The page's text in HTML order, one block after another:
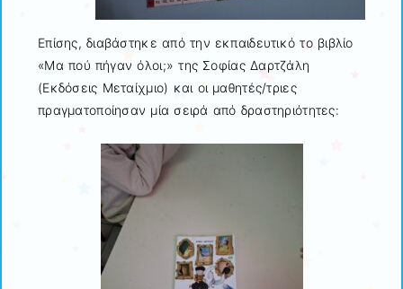
Επίσης, διαβάστηκε από την εκπαιδευτικό το βιβλίο
«Μα πού πήγαν όλοι;» της Σοφίας Δαρτζάλη
(Εκδόσεις Μεταίχμιο) και οι μαθητές/τριες
πραγματοποίησαν μία σειρά από δραστηριότητες: